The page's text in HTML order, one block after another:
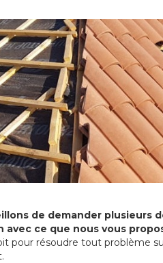
de demander plusieurs
avec ce que nous vous
pour résoudre tout problème